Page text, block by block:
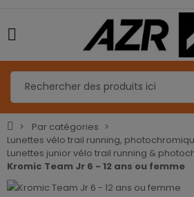
Par catégories
Lunettes vélo trail running,
Lunettes junior vélo trail running &
Kromic Team Jr 6 - 12 ans ou femme